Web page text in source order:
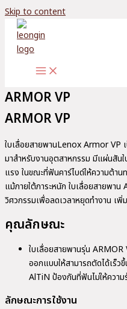
Skip to content
ARMOR VP
ARMOR VP
ใบเลื่อยสายพานLenox Armor VP
มาสำหรับงานอุตสาหกรรม มีแผ่นสัน
แรง ในขณะที่ฟันคาร์ไบด์ให้ความต้า
แม้ภายใต้ภาระหนัก ใบเลื่อยสายพา
วิศวกรรมเพื่อลดเวลาหยุดทำงาน เ
คุณลักษณะ
ใบเลื่อยสายพานรุ่น
ออกแบบให้สามารถตัดได้เร็ว
AlTiN ป้องกันที่ฟันไม่ให้ควา
ลักษณะการใช้งาน